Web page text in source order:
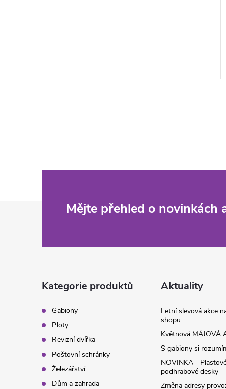
Mějte přehled o novinkách
Kategorie produktů
Gabiony
Ploty
Revizní dvířka
Poštovní schránky
Železářství
Dům a zahrada
Aktuality
Letní slevová akce
shopu
Květnová MÁJOVÁ
S gabiony si
NOVINKA -
podhrabové desky
Změna adresy